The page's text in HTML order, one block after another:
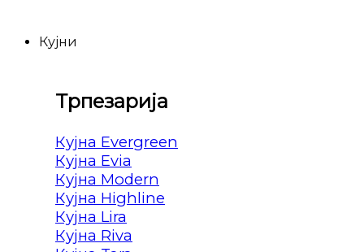
Кујни
Трпезарија
Кујна Evergreen
Кујна Evia
Кујна Modern
Кујна Highline
Кујна Lira
Кујна Riva